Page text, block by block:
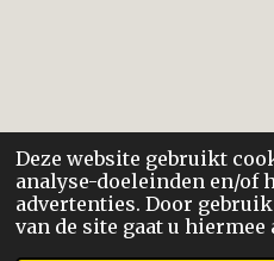
Deze website gebruikt
analyse-doeleinden en/of
advertenties. Door
van de site gaat u hiermee